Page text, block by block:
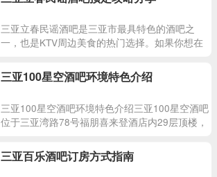
三亚立春民谣酒吧是三亚市最具特色的酒吧之
一，也是KTV周边美食的热门选择。如果你想在
吧感受一番。在立春民谣
三亚100星空酒吧环境特色介绍
三亚100星空酒吧环境特色介绍三亚100星空酒吧
位于三亚湾路78号福朋喜来登酒店内29层顶楼，
酒吧。
三亚百乐酒吧订房方式指南